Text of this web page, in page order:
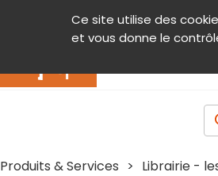
Ce site utilise des
et vous donne le
Contenu Aide et accessibilité
Produits & Services > Librairie -